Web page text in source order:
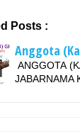
Posts :
Anggota
ANGGOTA
JABARNAMA